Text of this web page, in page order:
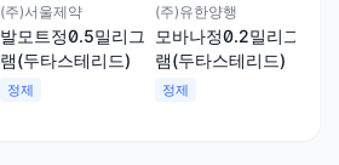
(주)서울제약
발모트정0.5밀리그
램(두타스테리드)
정제
(주)유한양행
모바나정0.2밀리그
램(두타스테리드)
정제